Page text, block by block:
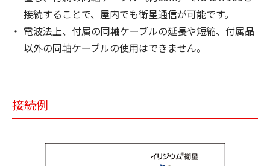
接続することで、屋内でも衛星通信が可能です。
電波法上、付属の同軸ケーブルの延長や短縮、付属品
以外の同軸ケーブルの使用はできません。
接続例